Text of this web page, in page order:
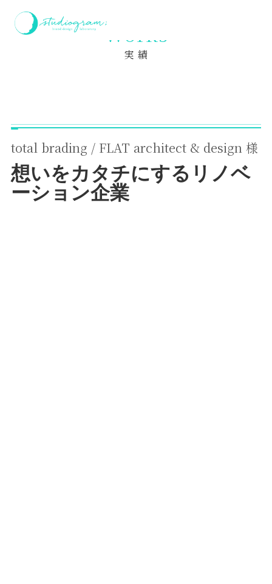
ホーム
Works
実 績
total brading / FLAT architect & design 様
想いをカタチにするリノベ
ーション企業